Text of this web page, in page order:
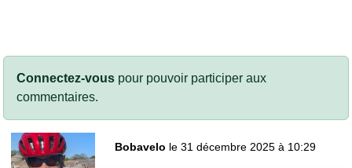
Connectez-vous pour pouvoir participer aux
commentaires.
Bobavelo le 31 décembre 2025 à 10:29